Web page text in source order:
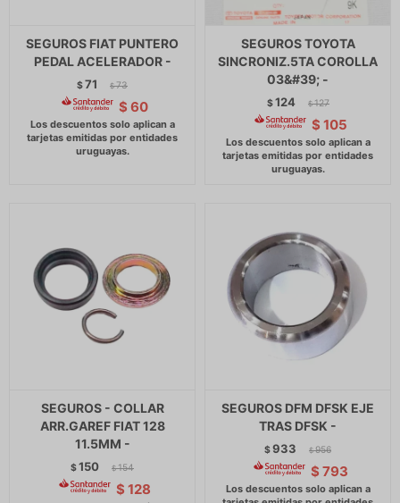
SEGUROS FIAT PUNTERO
PEDAL ACELERADOR -
$71 $ 73
$ 60
SEGUROS TOYOTA
SINCRONIZ.5TA COROLLA
03&#39; -
$124 $ 127
$ 105
SEGUROS - COLLAR
ARR.GAREF FIAT 128
11.5MM -
$150 $ 154
$ 128
SEGUROS DFM DFSK EJE
TRAS DFSK -
$933 $ 956
$ 793